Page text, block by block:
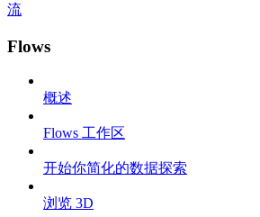
流
Flows
概述
Flows 工作区
开始你简化的数据探索
浏览 3D